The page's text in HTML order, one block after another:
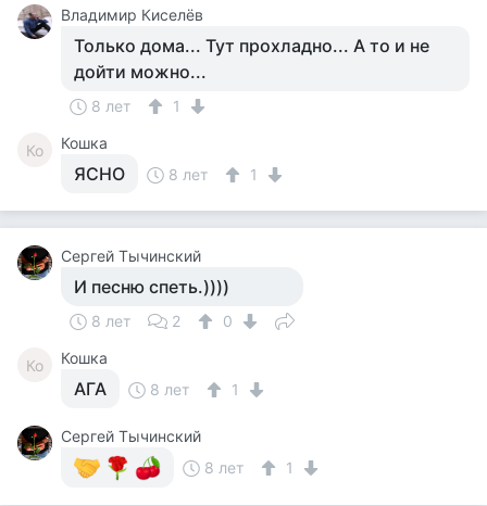
Владимир Киселёв
Только дома... Тут прохладно... А то и не
дойти можно...
8 лет 1
Ко Кошка
ЯСНО 8 лет 1
Сергей Тычинский
И песню спеть.))))
8 лет 2 0
Ко Кошка
АГА 8 лет 1
Сергей Тычинский
8 лет
1